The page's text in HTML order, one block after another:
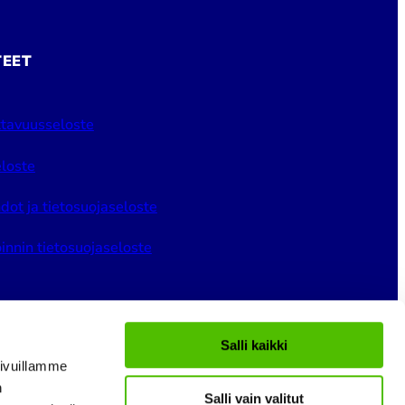
Salli kaikki
Salli vain valitut
ja tietosuojaseloste
tietosuojaseloste